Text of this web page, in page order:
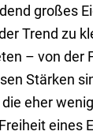
großes
Trend zu
– von der
Stärken
eher
eines